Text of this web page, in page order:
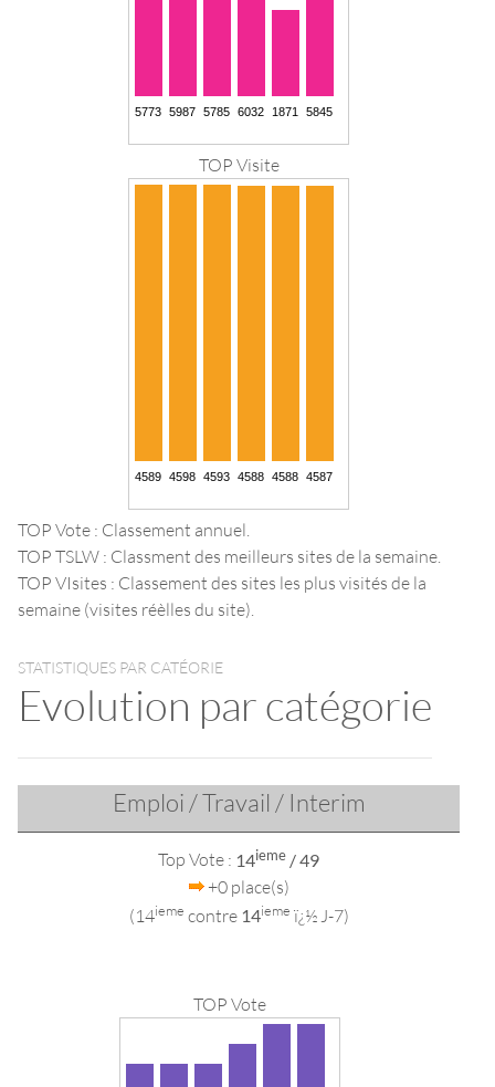
TOP Visite
TOP Vote : Classement annuel.
TOP TSLW : Classment des meilleurs sites de la semaine.
TOP VIsites : Classement des sites les plus visités de la
semaine (visites réèlles du site).
STATISTIQUES PAR CATÉORIE
Evolution par catégorie
Emploi / Travail / Interim
Top Vote : 14ieme / 49
+0 place(s)
(14ieme contre 14ieme ï¿½ J-7)
TOP Vote